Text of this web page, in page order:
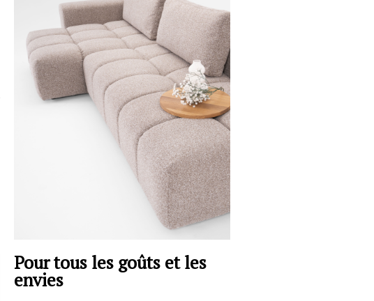
Pour tous les goûts et les
envies